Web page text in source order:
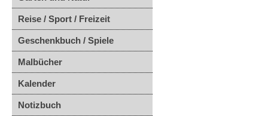
Reise / Sport / Freizeit
Geschenkbuch / Spiele
Malbücher
Kalender
Notizbuch